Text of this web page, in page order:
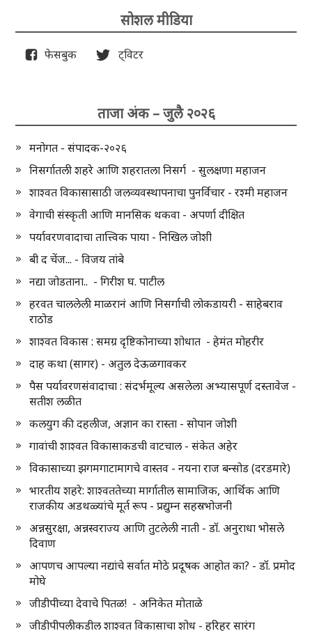
सोशल मीडिया
फेसबुक ट्विटर
ताजा अंक – जुलै २०२६
मनोगत - संपादक-२०२६
निसर्गातली शहरे आणि शहरातला निसर्ग - सुलक्षणा महाजन
शाश्वत विकासासाठी जलव्यवस्थापनाचा पुनर्विचार - रश्मी महाजन
वेगाची संस्कृती आणि मानसिक थकवा - अपर्णा दीक्षित
पर्यावरणवादाचा तात्त्विक पाया - निखिल जोशी
बी द चेंज... - विजय तांबे
नद्या जोडताना.. - गिरीश घ. पाटील
हरवत चाललेली माळरानं आणि निसर्गाची लोकडायरी - साहेबराव
राठोड
शाश्वत विकास : समग्र दृष्टिकोनाच्या शोधात - हेमंत मोहरीर
दाह कथा (सागर) - अतुल देऊळगावकर
पैस पर्यावरणसंवादाचा : संदर्भमूल्य असलेला अभ्यासपूर्ण दस्तावेज -
सतीश लळीत
कलयुग की दहलीज, अज्ञान का रास्ता - सोपान जोशी
गावांची शाश्वत विकासाकडची वाटचाल - संकेत अहेर
विकासाच्या झगमगाटामागचे वास्तव - नयना राज बन्सोड (दरडमारे)
भारतीय शहरे: शाश्वततेच्या मार्गातील सामाजिक, आर्थिक आणि
राजकीय अडथळ्यांचे मूर्त रूप - प्रद्युम्न सहस्रभोजनी
अन्नसुरक्षा, अन्नस्वराज्य आणि तुटलेली नाती - डॉ. अनुराधा भोसले
दिवाण
आपणच आपल्या नद्यांचे सर्वात मोठे प्रदूषक आहोत का? - डॉ. प्रमोद
मोघे
जीडीपीच्या देवाचे पितळ! - अनिकेत मोताळे
जीडीपीपलीकडील शाश्वत विकासाचा शोध - हरिहर सारंग